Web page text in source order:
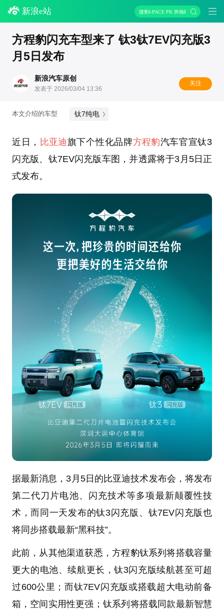
新浪e站 捷豹I-PACE PK 奔驰EQC
方程豹闪充车型来了 钛3钛7EV闪充版3
月5日发布
新浪汽车原创
发表于 2026/03/04 13:36
关注
本文介绍的车型 钛7纯电
近日， 比亚迪旗下个性化品牌方程豹汽车官宣钛3
闪充版、钛7EV闪充版车图，并透露将于3月5日正
式发布。
据最新消息，3月5日的比亚迪技术发布会，将发布
第二代刀片电池、闪充技术等多项最新颠覆性技
术，而同一天发布的钛3闪充版、钛7EV闪充版也
将同步搭载最新“黑科技”。
此前，从其他渠道获悉，方程豹钛系列将搭载容量
更大的电池、续航更长，钛3闪充版续航甚至可超
过600公里；而钛7EV闪充版或搭载超大电动前备
箱，空间实用性更强；钛系列将搭载同款最新智慧